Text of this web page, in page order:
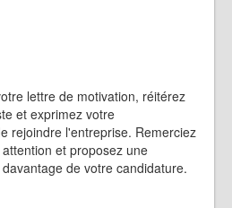
lettre de motivation, réitérez
et exprimez votre
rejoindre l'entreprise. Remerciez
et proposez une
de votre candidature.